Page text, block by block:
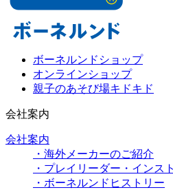
ボーネルンドショップ
オンラインショップ
親子のあそび場キドキド
会社案内
会社案内
・海外メーカーのご紹介
・プレイリーダー・インス
・ボーネルンドヒストリー